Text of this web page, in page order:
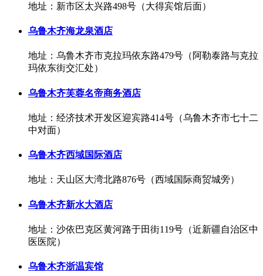
地址：新市区太兴路498号（大得宾馆后面）
乌鲁木齐海龙泉酒店
地址：乌鲁木齐市克拉玛依东路479号（阿勒泰路与克拉
玛依东街交汇处）
乌鲁木齐芙蓉名帝商务酒店
地址：经济技术开发区迎宾路414号（乌鲁木齐市七十二
中对面）
乌鲁木齐西域国际酒店
地址：天山区大湾北路876号（西域国际商贸城旁）
乌鲁木齐新水大酒店
地址：沙依巴克区黄河路于田街119号（近新疆自治区中
医医院）
乌鲁木齐浙温宾馆